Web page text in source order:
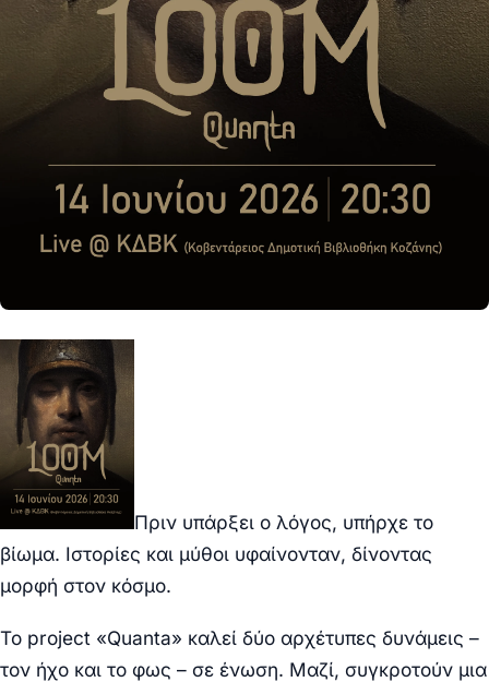
Πριν υπάρξει ο λόγος, υπήρχε το
βίωμα. Ιστορίες και μύθοι υφαίνονταν, δίνοντας
μορφή στον κόσμο.
Το project «Quanta» καλεί δύο αρχέτυπες δυνάμεις –
τον ήχο και το φως – σε ένωση. Μαζί, συγκροτούν μια